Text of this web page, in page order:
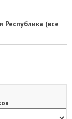
Республика (все